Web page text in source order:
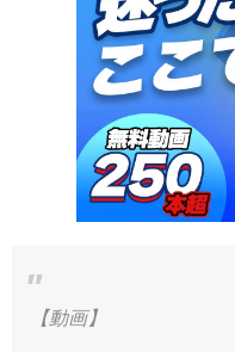
【動画】